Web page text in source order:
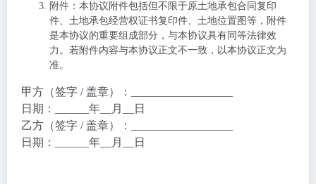
附件 ：本协议附件包括但不限于原土地承包合同复印
件、土地承包经营权证书复印件、土地位置图等，附件
是本协议的重要组成部分，与本协议具有同等法律效
力。若附件内容与本协议正文不一致，以本协议正文为
准。
甲方（签字 / 盖章）：__________________
日期：______年__月__日
乙方（签字 / 盖章）：__________________
日期：______年__月__日